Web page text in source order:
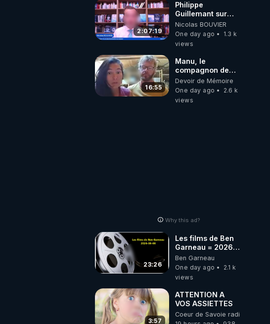
2:07:19
Philippe
Guillemant sur
l’IA, la conscience
et les OVNI
Nicolas BOUVIER
One day ago
1.3 k
views
16:55
Manu, le
compagnon de
Kyria, raconte sa
garde à vue
musclée.
Devoir de Mémoire
One day ago
2.6 k
views
Why this ad?
23:26
Les films de Ben
Garneau = 2026-
08-08
Ben Garneau
One day ago
2.1 k
views
3:57
ATTENTION A
VOS ASSIETTES
Coeur de Savoie radioweb TV